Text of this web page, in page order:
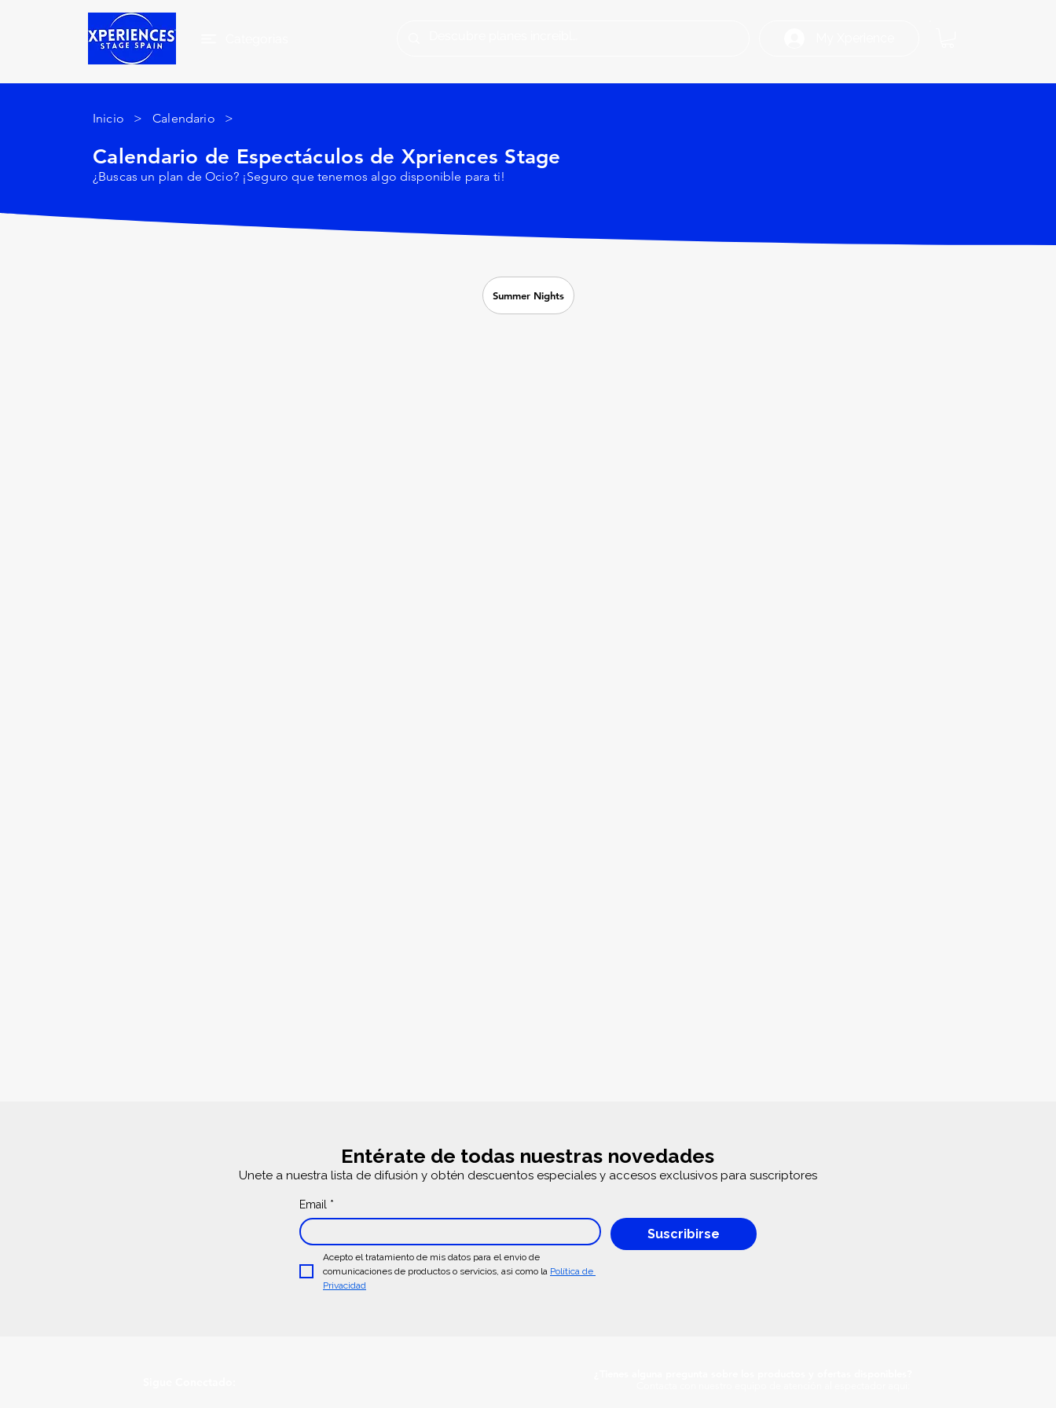
Inicio > Calendario >
Calendario de Espectáculos de Xpriences Stage
¿Buscas un plan de Ocio? ¡Seguro que tenemos algo disponible para ti!
Summer Nights
Entérate de todas nuestras novedades
Unete a nuestra lista de difusión y obtén descuentos especiales y accesos exclusivos para suscriptores
Email *
Suscribirse
Acepto el tratamiento de mis datos para el envio de
comunicaciones de productos o servicios, asi como la Política de
Privacidad